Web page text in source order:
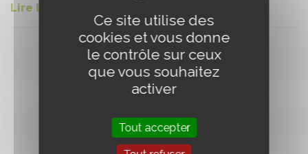
Lire la suite
Ce site utilise des
cookies et vous donne
le contrôle sur ceux
que vous souhaitez
activer
Tout accepter